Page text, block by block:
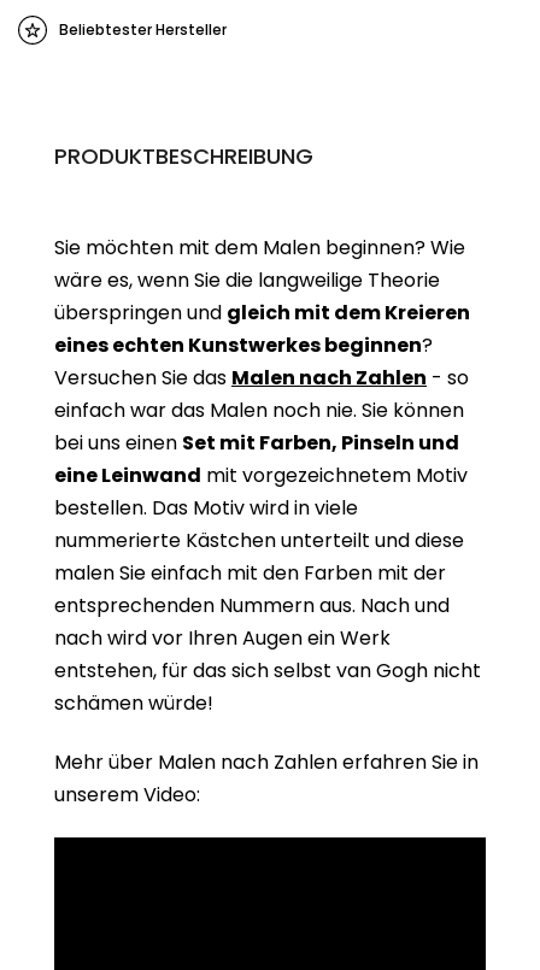
Beliebtester Hersteller
PRODUKTBESCHREIBUNG
Sie möchten mit dem Malen beginnen? Wie
wäre es, wenn Sie die langweilige Theorie
überspringen und gleich mit dem Kreieren
eines echten Kunstwerkes beginnen?
Versuchen Sie das Malen nach Zahlen - so
einfach war das Malen noch nie. Sie können
bei uns einen Set mit Farben, Pinseln und
eine Leinwand mit vorgezeichnetem Motiv
bestellen. Das Motiv wird in viele
nummerierte Kästchen unterteilt und diese
malen Sie einfach mit den Farben mit der
entsprechenden Nummern aus. Nach und
nach wird vor Ihren Augen ein Werk
entstehen, für das sich selbst van Gogh nicht
schämen würde!
Mehr über Malen nach Zahlen erfahren Sie in
unserem Video: